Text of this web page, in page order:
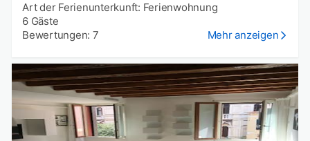
Art der Ferienunterkunft: Ferienwohnung
6 Gäste
Bewertungen: 7
Mehr anzeigen